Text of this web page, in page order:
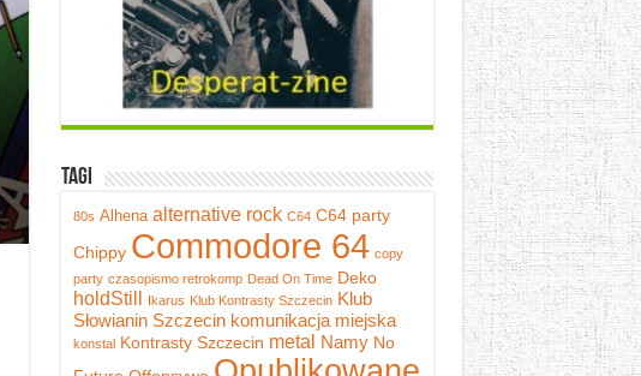
Tagi
80s Alhena alternative rock C64 C64 party
Chippy Commodore 64 copy
party czasopismo retrokomp Dead On Time Deko
holdStill Ikarus Klub Kontrasty Szczecin Klub
Słowianin Szczecin komunikacja miejska
konstal Kontrasty Szczecin metal Namy No